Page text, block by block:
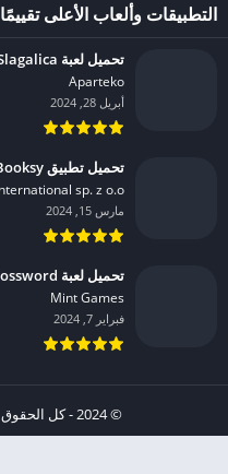
التطبيقات وألعاب الأعلى تقييمًا
تحميل لعبة Slagalica مهكرة للاندرويد 2024
Aparteko‏
أبريل 28, 2024
تحميل تطبيق Booksy مهكر للاندرويد 2024
sp. z o.o.‏
مارس 15, 2024
تحميل لعبة Word Trip Crossword مهكرة للاندرويد 2024
Mint Games‏
فبراير 7, 2024
© 2024 - كل الحقوق محفوظة -